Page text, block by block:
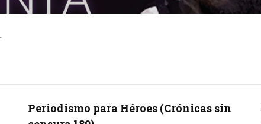
Periodismo para Héroes (Crónicas sin